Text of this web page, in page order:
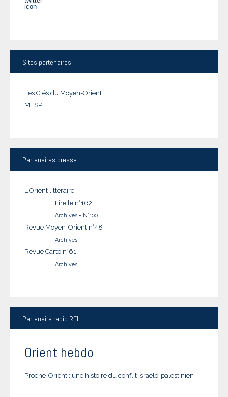
Sites partenaires
Les Clés du Moyen-Orient
MESP
Partenaires presse
L'Orient littéraire
Lire le n°162
Archives - N°100
Revue Moyen-Orient n°48
Archives
Revue Carto n°61
Archives
Partenaire radio RFI
Orient hebdo
Proche-Orient : une histoire du conflit israélo-palestinien